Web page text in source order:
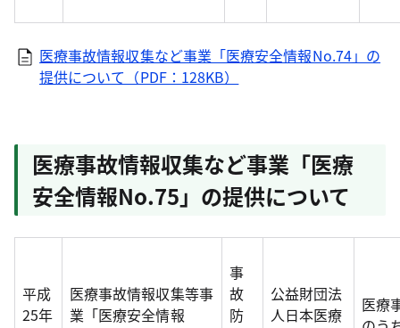
医療事故情報収集など事業「医療安全情報No.74」の
提供について（PDF：128KB）
医療事故情報収集など事業「医療
安全情報No.75」の提供について
平成
25年
医療事故情報収集等事
業「医療安全情報
事
故
防
公益財団法
人日本医療
医療